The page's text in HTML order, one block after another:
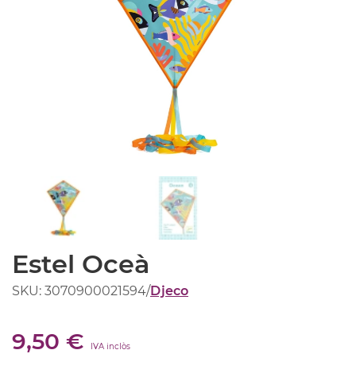
Estel Oceà
SKU: 3070900021594/Djeco
9,50 € IVA inclòs